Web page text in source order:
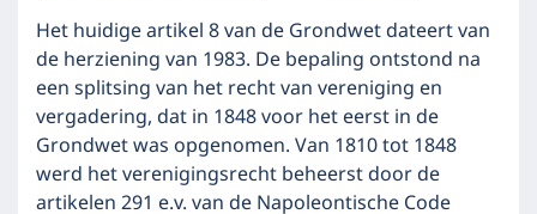
Het huidige artikel 8 van de Grondwet dateert van
de herziening van 1983. De bepaling ontstond na
een splitsing van het recht van vereniging en
vergadering, dat in 1848 voor het eerst in de
Grondwet was opgenomen. Van 1810 tot 1848
werd het verenigingsrecht beheerst door de
artikelen 291 e.v. van de Napoleontische Code